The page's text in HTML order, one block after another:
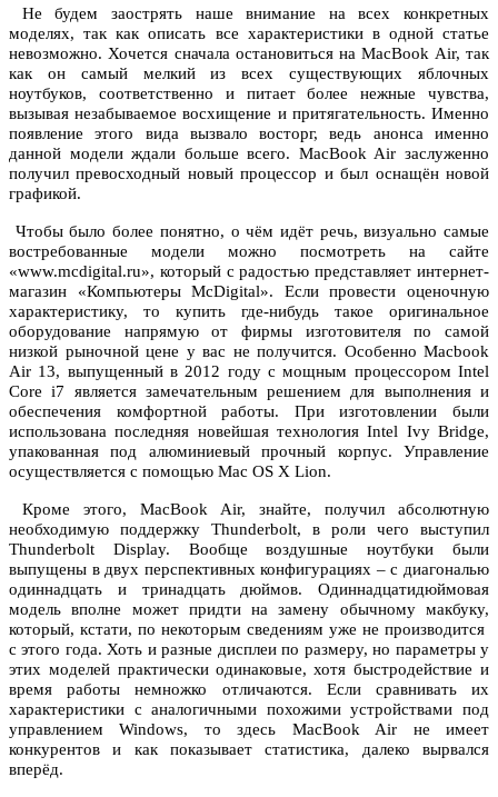
Не будем заострять наше внимание на всех конкретных
моделях, так как описать все характеристики в одной статье
невозможно. Хочется сначала остановиться на MacBook Air, так
как он самый мелкий из всех существующих яблочных
ноутбуков, соответственно и питает более нежные чувства,
вызывая незабываемое восхищение и притягательность. Именно
появление этого вида вызвало восторг, ведь анонса именно
данной модели ждали больше всего. MacBook Air заслуженно
получил превосходный новый процессор и был оснащён новой
графикой.
Чтобы было более понятно, о чём идёт речь, визуально самые
востребованные модели можно посмотреть на сайте
«www.mcdigital.ru», который с радостью представляет интернет-
магазин «Компьютеры McDigital». Если провести оценочную
характеристику, то купить где-нибудь такое оригинальное
оборудование напрямую от фирмы изготовителя по самой
низкой рыночной цене у вас не получится. Особенно Macbook
Air 13, выпущенный в 2012 году с мощным процессором Intel
Core i7 является замечательным решением для выполнения и
обеспечения комфортной работы. При изготовлении были
использована последняя новейшая технология Intel Ivy Bridge,
упакованная под алюминиевый прочный корпус. Управление
осуществляется с помощью Mac OS X Lion.
Кроме этого, MacBook Air, знайте, получил абсолютную
необходимую поддержку Thunderbolt, в роли чего выступил
Thunderbolt Display. Вообще воздушные ноутбуки были
выпущены в двух перспективных конфигурациях – с диагональю
одиннадцать и тринадцать дюймов. Одиннадцатидюймовая
модель вполне может придти на замену обычному макбуку,
который, кстати, по некоторым сведениям уже не производится
с этого года. Хоть и разные дисплеи по размеру, но параметры у
этих моделей практически одинаковые, хотя быстродействие и
время работы немножко отличаются. Если сравнивать их
характеристики с аналогичными похожими устройствами под
управлением Windows, то здесь MacBook Air не имеет
конкурентов и как показывает статистика, далеко вырвался
вперёд.